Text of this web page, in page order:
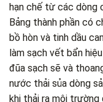
hạn chế từ các dòng
Bảng thành phần có
bồ hòn và tinh dầu
làm sạch vết bẩn
đũa sạch sẽ và
nước thải sủa dòng
khi thải ra môi trường